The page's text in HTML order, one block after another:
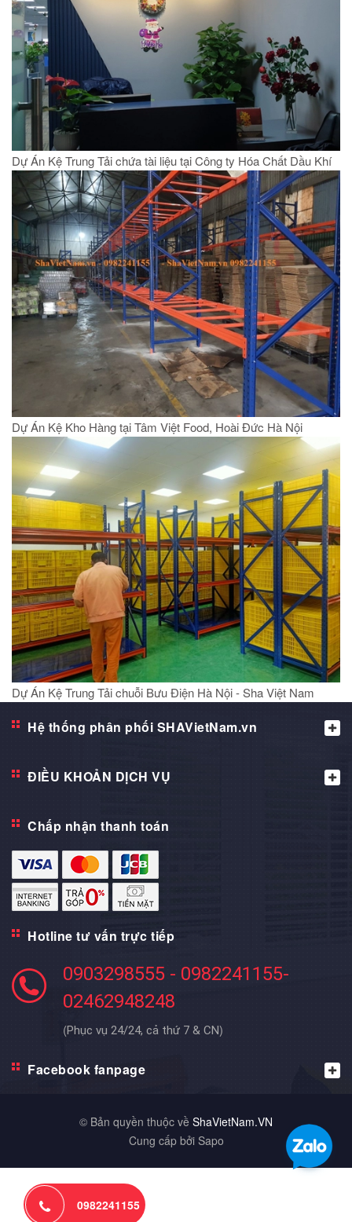
Dự Án Kệ Trung Tải chứa tài liệu tại Công ty Hóa Chất Dầu Khí
Dự Án Kệ Kho Hàng tại Tâm Việt Food, Hoài Đức Hà Nội
Dự Án Kệ Trung Tải chuỗi Bưu Điện Hà Nội - Sha Việt Nam
Hệ thống phân phối SHAVietNam.vn
ĐIỀU KHOẢN DỊCH VỤ
Chấp nhận thanh toán
Hotline tư vấn trực tiếp
0903298555 - 0982241155-
02462948248
(Phục vụ 24/24, cả thứ 7 & CN)
Facebook fanpage
© Bản quyền thuộc về ShaVietNam.VN
Cung cấp bởi Sapo
0982241155